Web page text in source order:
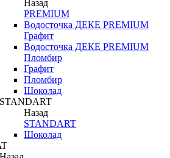
Назад
PREMIUM
Водосточка ДЕКЕ PREMIUM
Графит
Водосточка ДЕКЕ PREMIUM
Пломбир
Графит
Пломбир
Шоколад
STANDART
Назад
STANDART
Шоколад